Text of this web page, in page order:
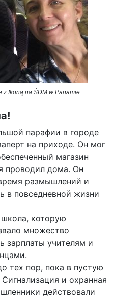
z Ikoną na ŚDM w Panamie
парафии в городе
на приходе. Он мог
магазин
проводил дома. Он
размышлений и
в повседневной жизни
которую
множество
зарплаты учителям и
тех пор, пока в пустую
и охранная
действовали